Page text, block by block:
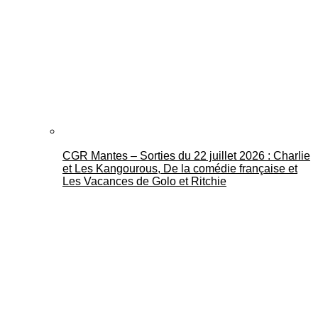
CGR Mantes – Sorties du 22 juillet 2026 : Charlie
et Les Kangourous, De la comédie française et
Les Vacances de Golo et Ritchie